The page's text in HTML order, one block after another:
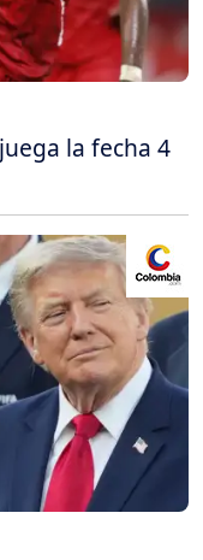
la fecha 4